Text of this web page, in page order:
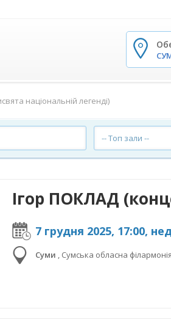
національній легенді)
-- Топ зали --
7 грудня 2025, 17:00,
Суми , Сумська обласна філармонія